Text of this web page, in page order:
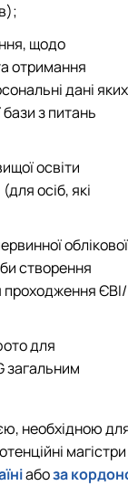
щодо
отримання
дані яких
з питань
освіти
осіб, які
облікової
створення
проходження ЄВІ/
для
загальним
необхідною
магістри
абоза